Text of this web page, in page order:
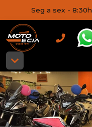
Seg a sex -